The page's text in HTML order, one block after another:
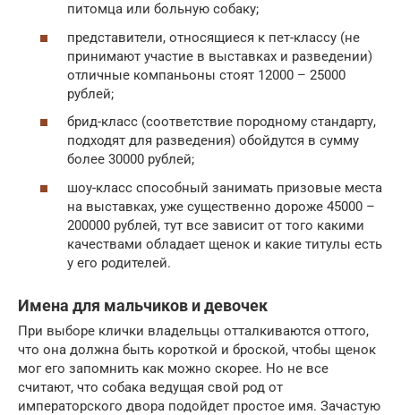
питомца или больную собаку;
представители, относящиеся к пет-классу (не
принимают участие в выставках и разведении)
отличные компаньоны стоят 12000 – 25000
рублей;
брид-класс (соответствие породному стандарту,
подходят для разведения) обойдутся в сумму
более 30000 рублей;
шоу-класс способный занимать призовые места
на выставках, уже существенно дороже 45000 –
200000 рублей, тут все зависит от того какими
качествами обладает щенок и какие титулы есть
у его родителей.
Имена для мальчиков и девочек
При выборе клички владельцы отталкиваются оттого,
что она должна быть короткой и броской, чтобы щенок
мог его запомнить как можно скорее. Но не все
считают, что собака ведущая свой род от
императорского двора подойдет простое имя. Зачастую